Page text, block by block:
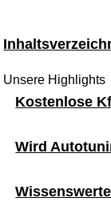
Unsere Highlights
Kostenlose
Wird